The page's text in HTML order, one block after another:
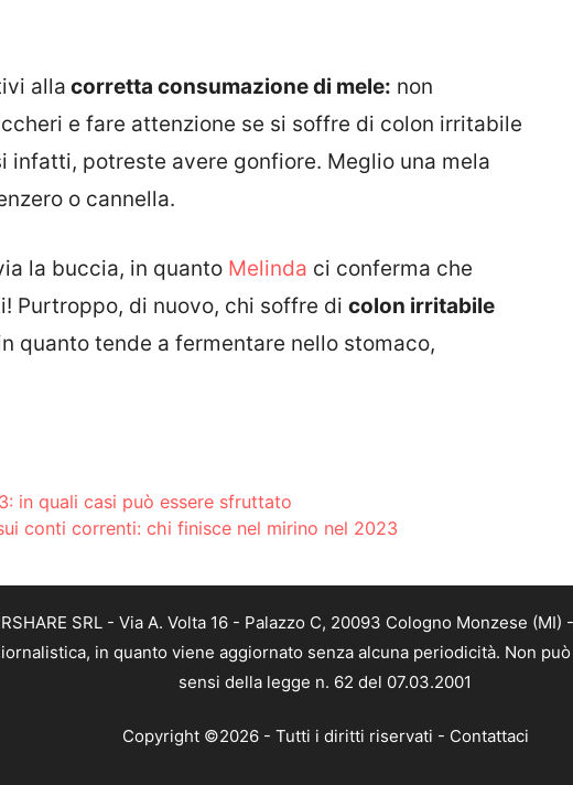
alla corretta consumazione di mele: non
e fare attenzione se si soffre di colon irritabile
infatti, potreste avere gonfiore. Meglio una mela
o cannella.
la buccia, in quanto Melinda ci conferma che
Purtroppo, di nuovo, chi soffre di colon irritabile
quanto tende a fermentare nello stomaco,
in quali casi può essere sfruttato
conti correnti: chi finisce nel mirino nel 2023
SRL - Via A. Volta 16 - Palazzo C, 20093 Cologno Monzese
in quanto viene aggiornato senza alcuna periodicità. Non
sensi della legge n. 62 del 07.03.2001
Copyright ©2026 - Tutti i diritti riservati - Contattaci